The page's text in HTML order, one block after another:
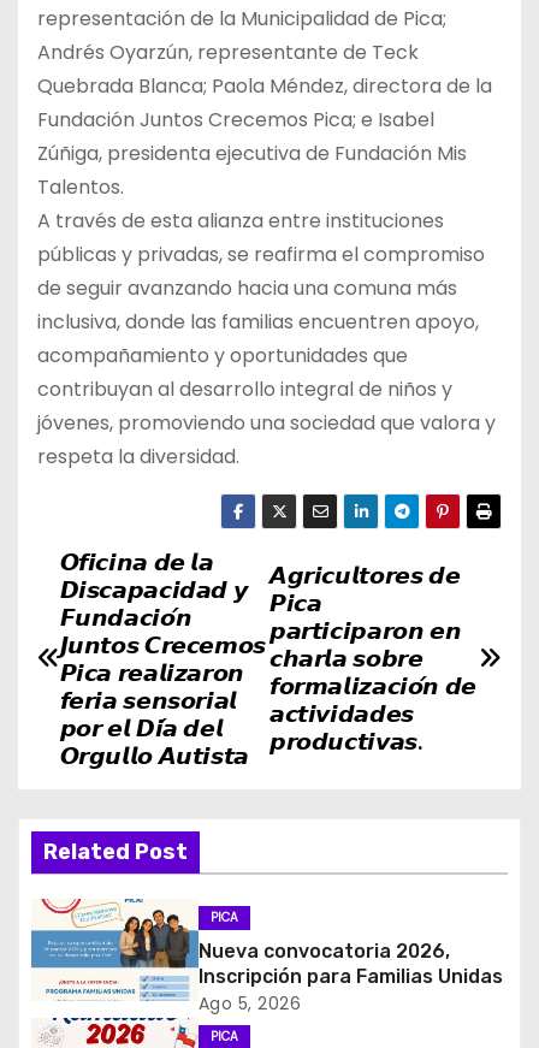
representación de la Municipalidad de Pica;
Andrés Oyarzún, representante de Teck
Quebrada Blanca; Paola Méndez, directora de la
Fundación Juntos Crecemos Pica; e Isabel
Zúñiga, presidenta ejecutiva de Fundación Mis
Talentos.
A través de esta alianza entre instituciones
públicas y privadas, se reafirma el compromiso
de seguir avanzando hacia una comuna más
inclusiva, donde las familias encuentren apoyo,
acompañamiento y oportunidades que
contribuyan al desarrollo integral de niños y
jóvenes, promoviendo una sociedad que valora y
respeta la diversidad.
N
v
a
c
i
ó
n
𝘼𝙜𝙧𝙞𝙘𝙪𝙡𝙩𝙤𝙧𝙚𝙨 𝙙𝙚
𝙋𝙞𝙘𝙖
𝙥𝙖𝙧𝙩𝙞𝙘𝙞𝙥𝙖𝙧𝙤𝙣 𝙚𝙣
𝙘𝙝𝙖𝙧𝙡𝙖 𝙨𝙤𝙗𝙧𝙚
𝙛𝙤𝙧𝙢𝙖𝙡𝙞𝙯𝙖𝙘𝙞𝙤́𝙣 𝙙𝙚
𝙖𝙘𝙩𝙞𝙫𝙞𝙙𝙖𝙙𝙚𝙨
𝙥𝙧𝙤𝙙𝙪𝙘𝙩𝙞𝙫𝙖𝙨.
𝙊𝙛𝙞𝙘𝙞𝙣𝙖 𝙙𝙚 𝙡𝙖
𝘿𝙞𝙨𝙘𝙖𝙥𝙖𝙘𝙞𝙙𝙖𝙙 𝙮
𝙁𝙪𝙣𝙙𝙖𝙘𝙞𝙤́𝙣
𝙅𝙪𝙣𝙩𝙤𝙨 𝘾𝙧𝙚𝙘𝙚𝙢𝙤𝙨
𝙋𝙞𝙘𝙖 𝙧𝙚𝙖𝙡𝙞𝙯𝙖𝙧𝙤𝙣
𝙛𝙚𝙧𝙞𝙖 𝙨𝙚𝙣𝙨𝙤𝙧𝙞𝙖𝙡
𝙥𝙤𝙧 𝙚𝙡 𝘿𝙞́𝙖 𝙙𝙚𝙡
𝙊𝙧𝙜𝙪𝙡𝙡𝙤 𝘼𝙪𝙩𝙞𝙨𝙩𝙖
Related Post
PICA
Nueva convocatoria 2026,
Inscripción para Familias Unidas
Ago 5, 2026
PICA